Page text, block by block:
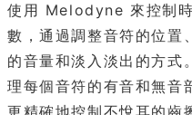
使用 Melodyne 來控制
數，通過調整音符的位置
的音量和淡入淡出的方
理每個音符的有音和無音
更精確地控制不悅耳的齒